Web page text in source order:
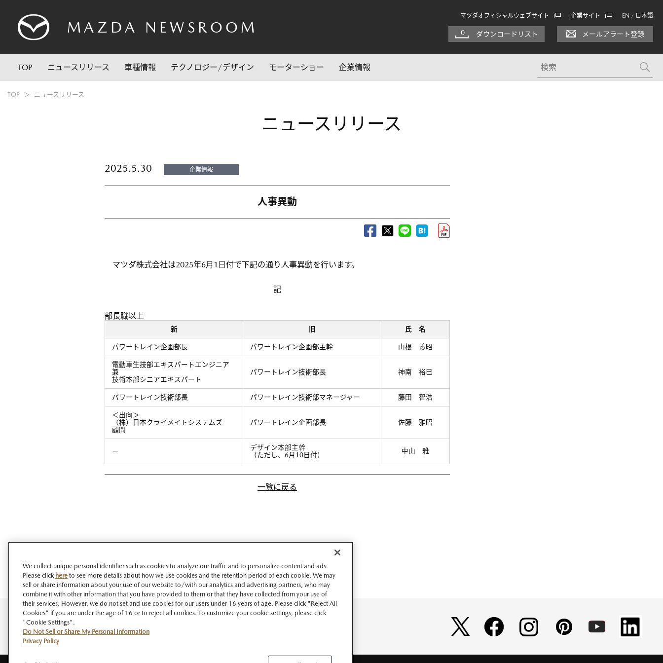
MAZDA NEWSROOM
マツダオフィシャルウェブサイト 企業サイト EN / 日本語
0 ダウンロードリスト メールアラート登録
TOP ニュースリリース 車種情報 テクノロジー/デザイン モーターショー 企業情報
TOP ニュースリリース
ニュースリリース
2025.5.30 企業情報
人事異動
マツダ株式会社は2025年6月1日付で下記の通り人事異動を行います。
記
部長職以上
新 旧 氏 名
パワートレイン企画部長 パワートレイン企画部主幹 山根 義昭
電動車生技部エキスパートエンジニア
兼
技術本部シニアエキスパート
パワートレイン技術部長 神南 裕巳
パワートレイン技術部長 パワートレイン技術部マネージャー 藤田 智浩
＜出向＞
（株）日本クライメイトシステムズ
顧問
パワートレイン企画部長 佐藤 雅昭
－
デザイン本部主幹
（ただし、6月10日付）
中山 雅
一覧に戻る
We collect unique personal identifier such as cookies to analyze our traffic and to personalize content and ads.
Please click here to see more details about how we use cookies and the retention period of each cookie. We may
sell or share information about your use of our website to/with our analytics and advertising partners, who may
combine it with other information that you have provided to them or that they have collected from your use of
their services. However, we do not set and use cookies for our users under 16 years of age. Please click "Reject All
Cookies" if you are under the age of 16 or to reject all cookies. To customize your cookie settings, please click
"Cookie Settings".
Do Not Sell or Share My Personal Information
Privacy Policy